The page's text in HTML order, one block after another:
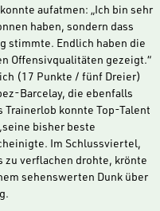
aufatmen: „Ich bin sehr
haben, sondern dass
stimmte. Endlich haben die
Offensivqualitäten gezeigt.“
(17 Punkte / fünf Dreier)
Barcelay, die ebenfalls
konnte Top-Talent
bisher beste
Im Schlussviertel,
zu verflachen drohte, krönte
sehenswerten Dunk über